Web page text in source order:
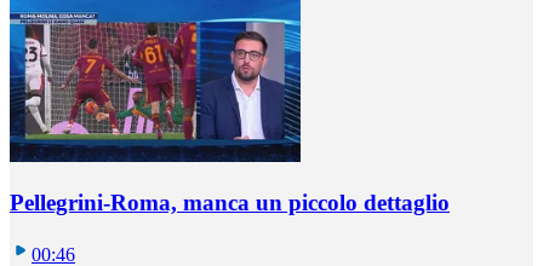
Pellegrini-Roma, manca un piccolo dettaglio
00:46